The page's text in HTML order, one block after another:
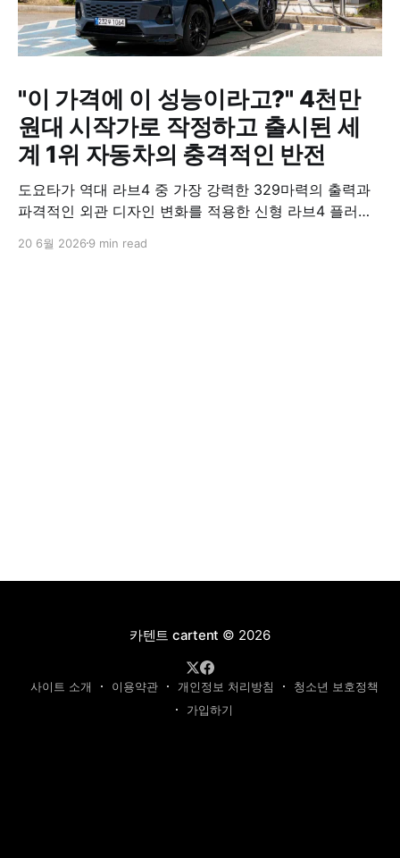
"이 가격에 이 성능이라고?" 4천만
원대 시작가로 작정하고 출시된 세
계 1위 자동차의 충격적인 반전
도요타가 역대 라브4 중 가장 강력한 329마력의 출력과
파격적인 외관 디자인 변화를 적용한 신형 라브4 플러그
충전이 가능하고 전기 모드로만 70km 이상 주행할 수 있
20 6월 2026 9 min read
카텐트 cartent © 2026
사이트 소개 이용약관 개인정보 처리방침
청소년 보호정책
가입하기